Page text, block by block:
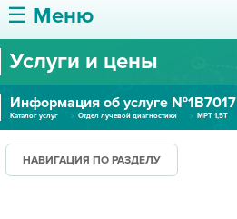
☰ Меню
О ЦЕНТРЕ
УСЛУГИ И ЦЕНЫ
ПАЦИЕНТУ
Услуги и цены
Информация об услуге №1В7017
Каталог услуг Отдел лучевой диагностики МРТ 1,5Т
НАВИГАЦИЯ ПО РАЗДЕЛУ